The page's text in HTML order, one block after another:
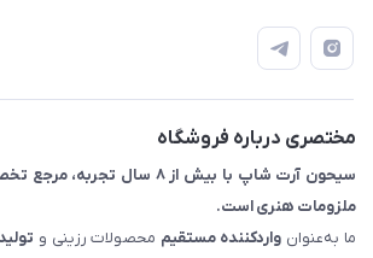
📝 قوانین و مقررات
📖 راهنما
مختصری درباره فروشگاه
سیحون آرت شاپ با بیش از ۸ سال
ملزومات هنری است.
ما به‌عنوان واردکننده مستقیم محصولات رزینی و